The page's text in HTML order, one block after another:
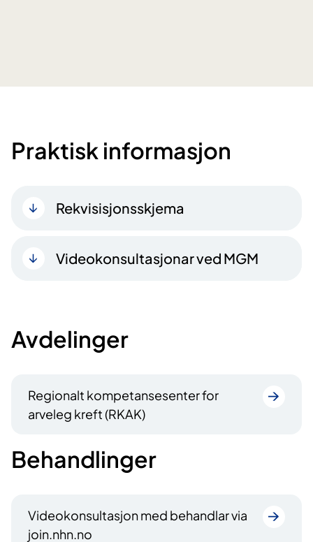
Praktisk informasjon
Rekvisisjonsskjema
Videokonsultasjonar ved MGM
Avdelinger
Regionalt kompetansesenter for
arveleg kreft (RKAK)
Behandlinger
Videokonsultasjon med behandlar via
join.nhn.no